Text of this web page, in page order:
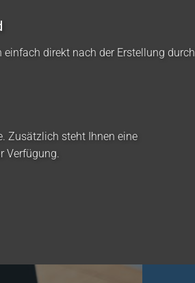
einfach direkt nach der Erstellung durch
Zusätzlich steht Ihnen eine
Verfügung.